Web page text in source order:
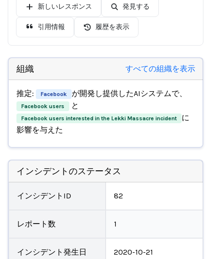
新しいレスポンス 発見する
引用情報 履歴を表示
組織 すべての組織を表示
推定: Facebook が開発し提供したAIシステムで、
Facebook users と
Facebook users interested in the Lekki Massacre incident
に
影響を与えた
インシデントのステータス
インシデントID 82
レポート数 1
インシデント発生日 2020-10-21